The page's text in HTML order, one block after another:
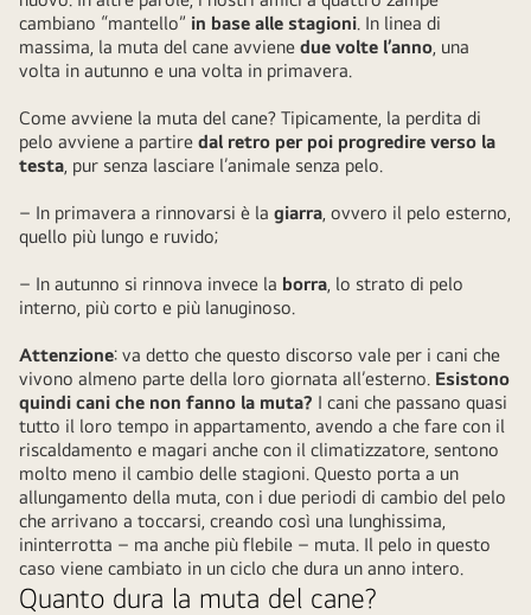
cambiano “mantello” in base alle stagioni. In linea di
massima, la muta del cane avviene due volte l’anno, una
volta in autunno e una volta in primavera.
Come avviene la muta del cane? Tipicamente, la perdita di
pelo avviene a partire dal retro per poi progredire verso la
testa, pur senza lasciare l’animale senza pelo.
– In primavera a rinnovarsi è la giarra, ovvero il pelo esterno,
quello più lungo e ruvido;
– In autunno si rinnova invece la borra, lo strato di pelo
interno, più corto e più lanuginoso.
Attenzione: va detto che questo discorso vale per i cani che
vivono almeno parte della loro giornata all’esterno. Esistono
quindi cani che non fanno la muta? I cani che passano quasi
tutto il loro tempo in appartamento, avendo a che fare con il
riscaldamento e magari anche con il climatizzatore, sentono
molto meno il cambio delle stagioni. Questo porta a un
allungamento della muta, con i due periodi di cambio del pelo
che arrivano a toccarsi, creando così una lunghissima,
ininterrotta – ma anche più flebile – muta. Il pelo in questo
caso viene cambiato in un ciclo che dura un anno intero.
Quanto dura la muta del cane?